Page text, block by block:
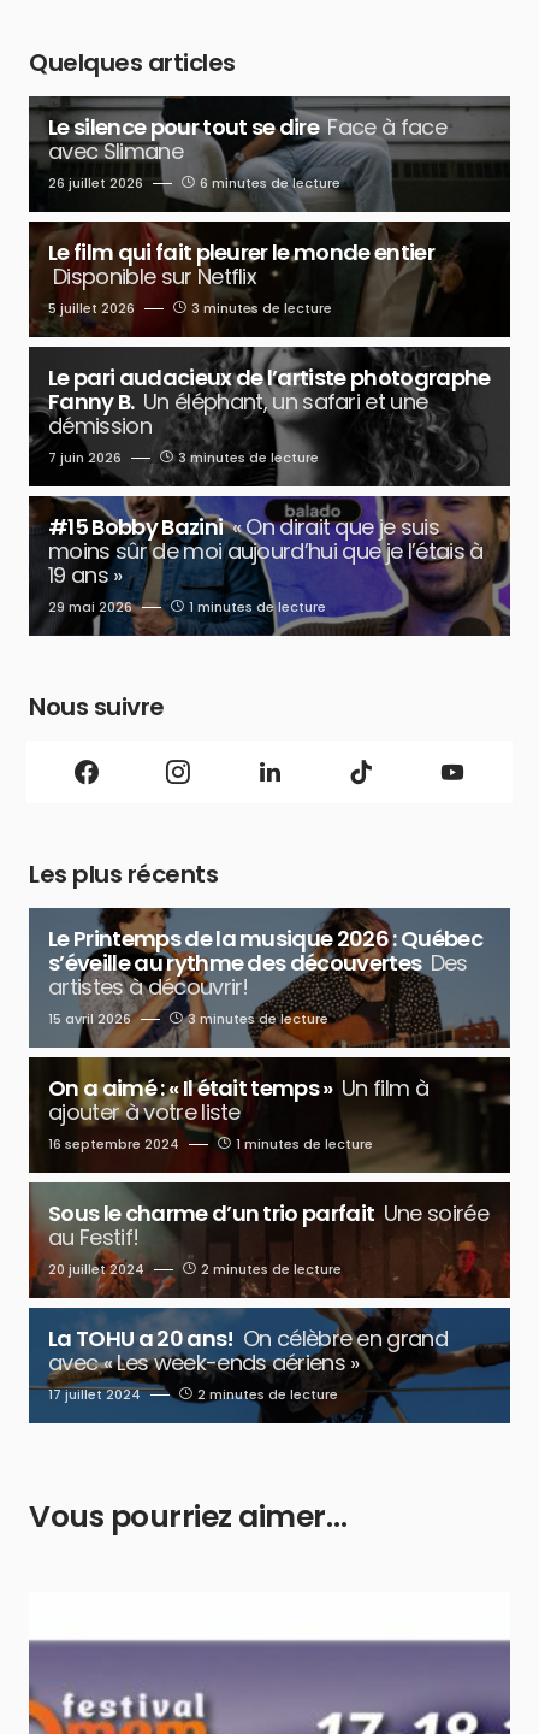
Quelques articles
Le silence pour tout se dire Face à face
avec Slimane
26 juillet 2026 6 minutes de lecture
Le film qui fait pleurer le monde entier
Disponible sur Netflix
5 juillet 2026 3 minutes de lecture
Le pari audacieux de l’artiste photographe
Fanny B. Un éléphant, un safari et une
démission
7 juin 2026 3 minutes de lecture
#15 Bobby Bazini « On dirait que je suis
moins sûr de moi aujourd’hui que je l’étais à
19 ans »
29 mai 2026 1 minutes de lecture
Nous suivre
Les plus récents
Le Printemps de la musique 2026 : Québec
s’éveille au rythme des découvertes Des
artistes à découvrir!
15 avril 2026 3 minutes de lecture
On a aimé : « Il était temps » Un film à
ajouter à votre liste
16 septembre 2024 1 minutes de lecture
Sous le charme d’un trio parfait Une soirée
au Festif!
20 juillet 2024 2 minutes de lecture
La TOHU a 20 ans! On célèbre en grand
avec « Les week-ends aériens »
17 juillet 2024 2 minutes de lecture
Vous pourriez aimer…